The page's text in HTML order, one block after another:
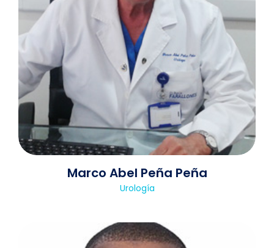
Marco Abel Peña Peña
Urología